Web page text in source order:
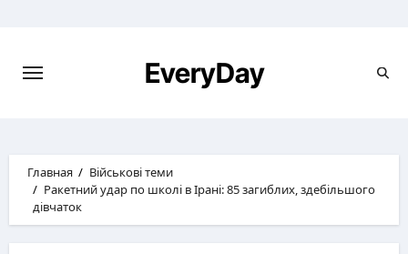
EveryDay
Главная
Військові теми
Ракетний удар по школі в Ірані: 85 загиблих, здебільшого
дівчаток